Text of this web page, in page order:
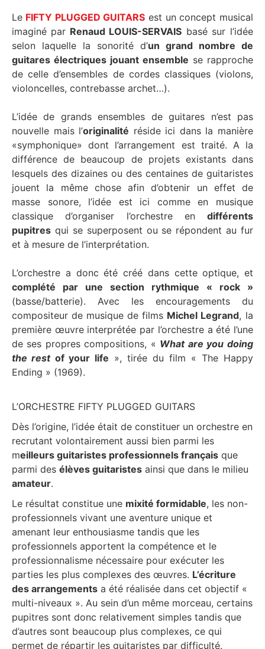
Le FIFTY PLUGGED GUITARS est un concept musical
imaginé par Renaud LOUIS-SERVAIS basé sur l’idée
selon laquelle la sonorité d’un grand nombre de
guitares électriques jouant ensemble se rapproche
de celle d’ensembles de cordes classiques (violons,
violoncelles, contrebasse archet…).
L’idée de grands ensembles de guitares n’est pas
nouvelle mais l’originalité réside ici dans la manière
«symphonique» dont l’arrangement est traité. A la
différence de beaucoup de projets existants dans
lesquels des dizaines ou des centaines de guitaristes
jouent la même chose afin d’obtenir un effet de
masse sonore, l’idée est ici comme en musique
classique d’organiser l’orchestre en différents
pupitres qui se superposent ou se répondent au fur
et à mesure de l’interprétation.
L’orchestre a donc été créé dans cette optique, et
complété par une section rythmique « rock »
(basse/batterie). Avec les encouragements du
compositeur de musique de films Michel Legrand, la
première œuvre interprétée par l’orchestre a été l’une
de ses propres compositions, « What are you doing
the restof your life », tirée du film « The Happy
Ending » (1969).
L’ORCHESTRE FIFTY PLUGGED GUITARS
Dès l’origine, l’idée était de constituer un orchestre en
recrutant volontairement aussi bien parmi les
meilleurs guitaristes professionnels français que
parmi des élèves guitaristes ainsi que dans le milieu
amateur.
Le résultat constitue une mixité formidable, les non-
professionnels vivant une aventure unique et
amenant leur enthousiasme tandis que les
professionnels apportent la compétence et le
professionnalisme nécessaire pour exécuter les
parties les plus complexes des œuvres. L’écriture
des arrangements a été réalisée dans cet objectif «
multi-niveaux ». Au sein d’un même morceau, certains
pupitres sont donc relativement simples tandis que
d’autres sont beaucoup plus complexes, ce qui
permet de répartir les guitaristes par difficulté.